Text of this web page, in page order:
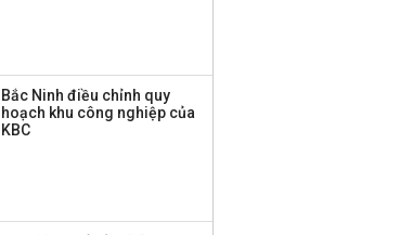
Bắc Ninh điều chỉnh quy
hoạch khu công nghiệp của
KBC